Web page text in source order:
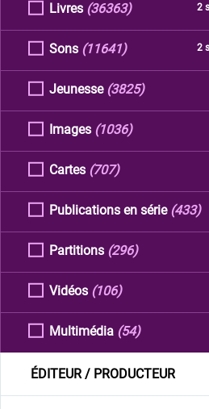
Livres 2
(36363)
Sons 2
(11641)
Jeunesse (3825)
Images (1036)
Cartes (707)
Publications en série (433)
Partitions (296)
Vidéos (106)
Multimédia (54)
ÉDITEUR / PRODUCTEUR